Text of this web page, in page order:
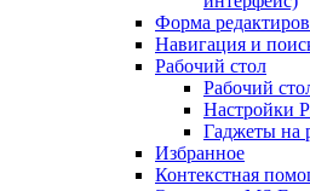
Форма
Навигация и
Рабочий стол
Рабочий
Настройки
Гаджеты на
Избранное
Контекстная